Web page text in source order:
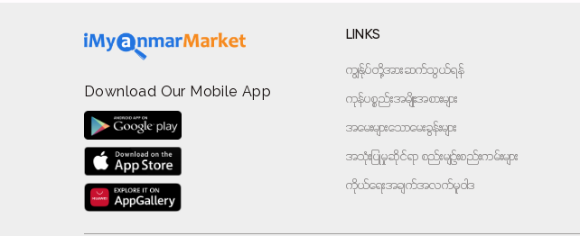
Download Our Mobile App
LINKS
ကျွန်ုပ်တို့အားဆက်သွယ်ရန်
ကုန်ပစ္စည်းအမျိုးအစားများ
အမေးများသောမေးခွန်းများ
အသုံးပြုမှုဆိုင်ရာ စည်းမျဉ်းစည်းကမ်းများ
ကိုယ်ရေးအချက်အလက်မူဝါဒ